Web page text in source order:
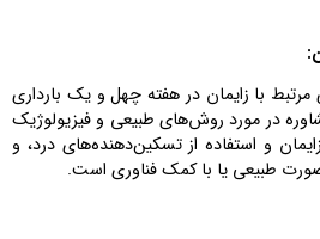
با زایمان در هفته چهل و یک بارداری
در مورد روش‌های طبیعی و فیزیولوژیک
و استفاده از تسکین‌دهنده‌های درد، و
طبیعی یا با کمک فناوری است.